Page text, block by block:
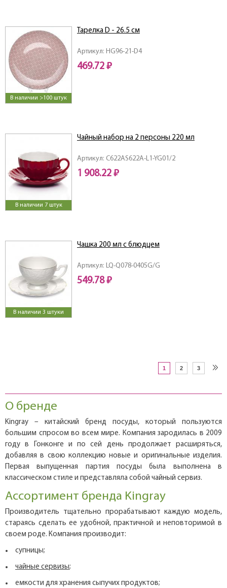
В наличии >100 штук
Артикул: HG96-21-D4
Тарелка D - 26.5 см
469.72 ₽
В наличии 7 штук
Артикул: C622AS622A-L1-YG01/2
Чайный набор на 2 персоны 220 мл
1 908.22 ₽
В наличии 3 штуки
Артикул: LQ-Q078-0405G/G
Чашка 200 мл с блюдцем
549.78 ₽
1 2 3
О бренде
Kingray – китайский бренд посуды, который пользуются
большим спросом во всем мире. Компания зародилась в 2009
году в Гонконге и по сей день продолжает расширяться,
добавляя в свою коллекцию новые и оригинальные изделия.
Первая выпущенная партия посуды была выполнена в
классическом стиле и представляла собой чайный сервиз.
Ассортимент бренда Kingray
Производитель тщательно прорабатывают каждую модель,
стараясь сделать ее удобной, практичной и неповторимой в
своем роде. Компания производит:
супницы;
чайные сервизы;
емкости для хранения сыпучих продуктов;